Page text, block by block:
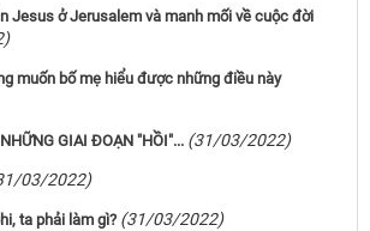
Jesus ở Jerusalem và manh mối về cuộc đời
muốn bố mẹ hiểu được những điều này
GIAI ĐOẠN "HỒI"... (31/03/2022)
03/2022)
ta phải làm gì? (31/03/2022)